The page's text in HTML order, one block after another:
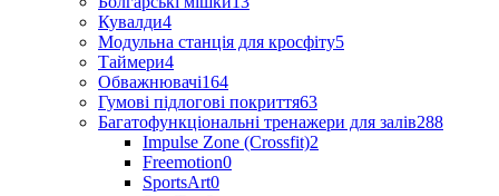
Кувалди4
Модульна станція для кросфіту5
Таймери4
Обважнювачі164
Гумові підлогові покриття63
Багатофункціональні тренажери для залів288
Impulse Zone (Crossfit)2
Freemotion0
SportsArt0